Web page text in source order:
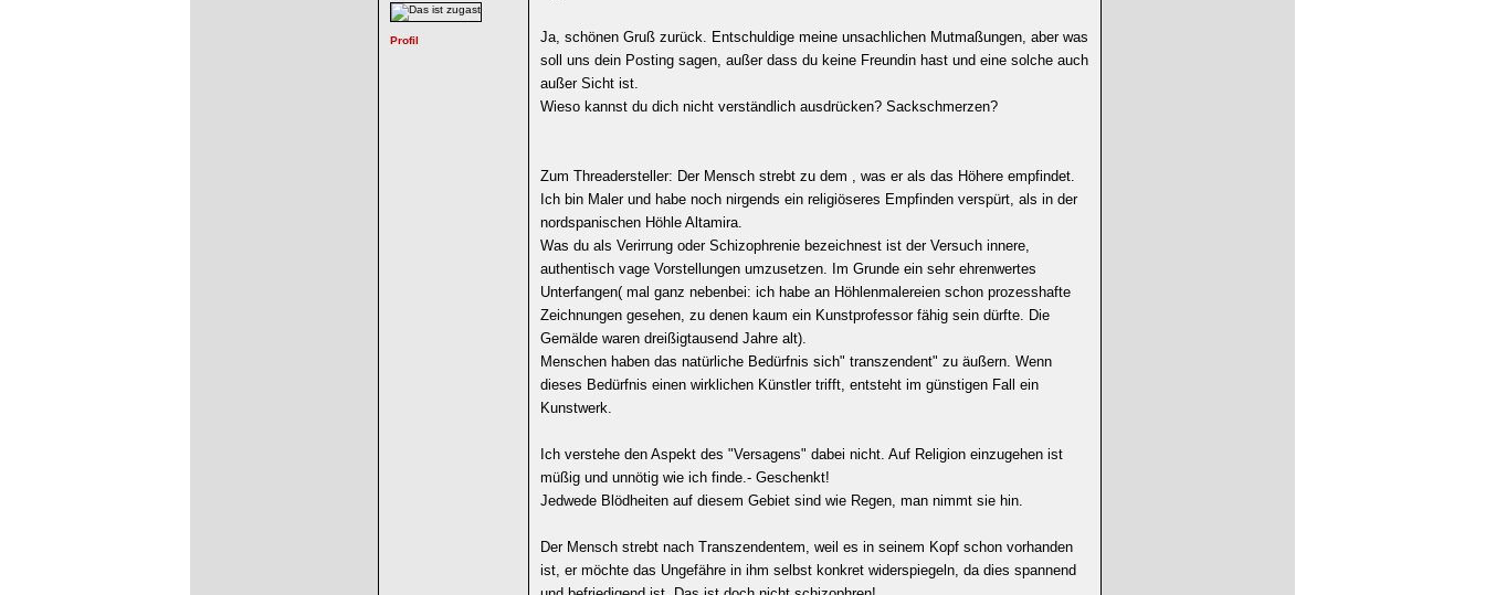
Ja, schönen Gruß zurück. Entschuldige meine unsachlichen Mutmaßungen, aber was
soll uns dein Posting sagen, außer dass du keine Freundin hast und eine solche auch
außer Sicht ist.
Wieso kannst du dich nicht verständlich ausdrücken? Sackschmerzen?
Zum Threadersteller: Der Mensch strebt zu dem , was er als das Höhere empfindet.
Ich bin Maler und habe noch nirgends ein religiöseres Empfinden verspürt, als in der
nordspanischen Höhle Altamira.
Was du als Verirrung oder Schizophrenie bezeichnest ist der Versuch innere,
authentisch vage Vorstellungen umzusetzen. Im Grunde ein sehr ehrenwertes
Unterfangen( mal ganz nebenbei: ich habe an Höhlenmalereien schon prozesshafte
Zeichnungen gesehen, zu denen kaum ein Kunstprofessor fähig sein dürfte. Die
Gemälde waren dreißigtausend Jahre alt).
Menschen haben das natürliche Bedürfnis sich" transzendent" zu äußern. Wenn
dieses Bedürfnis einen wirklichen Künstler trifft, entsteht im günstigen Fall ein
Kunstwerk.
Ich verstehe den Aspekt des "Versagens" dabei nicht. Auf Religion einzugehen ist
müßig und unnötig wie ich finde.- Geschenkt!
Jedwede Blödheiten auf diesem Gebiet sind wie Regen, man nimmt sie hin.
Der Mensch strebt nach Transzendentem, weil es in seinem Kopf schon vorhanden
ist, er möchte das Ungefähre in ihm selbst konkret widerspiegeln, da dies spannend